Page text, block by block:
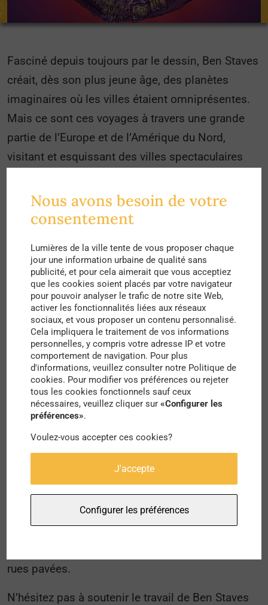
Fasciné depuis toujours par le dessin, Ben Staves
créait, dès son plus jeune âge, des planètes
imaginaires où les villes étaient omniprésentes.
Mais ce sont ces voyages à travers une grande
partie de l’Europe et de l’Amérique du Nord,
visitant et esquissant des villes spectaculaires
son projet artistique prend véritablement forme.
C’est en même temps que ces études
d’architecture à l’Université de Northumbria que
Ben Staves commence à réellement développer
sa patte artistique.
Dans une style 3D très particulier, l’artiste
architecte nous propose des plans des grandes
villes en globe, formant un tout planétaire. Le
concept de ville monde prend alors tout son
sens.
Formant un tout, la ville et ses habitants ne font
plus qu’un. Les monuments prennent alors une
toute nouvelle dimension, comme perçant le ciel,
en faisant de véritables ambassadeurs
graphiques. La minutie dont fait preuve Ben
Staves dans son travail est telle que nous
pourrions presque imaginer quelqu’un penché à
rues pavées.
N’hésitez pas à soutenir le travail de Ben Staves
Nous avons besoin de votre
consentement
Lumières de la ville tente de vous proposer chaque
jour une information urbaine de qualité sans
publicité, et pour cela aimerait que vous acceptiez
que les cookies soient placés par votre navigateur
pour pouvoir analyser le trafic de notre site Web,
activer les fonctionnalités liées aux réseaux
sociaux, et vous proposer un contenu personnalisé.
Cela impliquera le traitement de vos informations
personnelles, y compris votre adresse IP et votre
comportement de navigation. Pour plus
d'informations, veuillez consulter notre Politique de
cookies. Pour modifier vos préférences ou rejeter
tous les cookies fonctionnels sauf ceux
nécessaires, veuillez cliquer sur«Configurer les
préférences».
Voulez-vous accepter ces cookies?
J'accepte
Configurer les préférences